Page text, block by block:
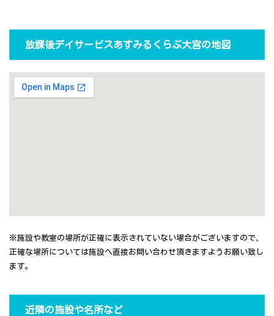
放課後デイサービスあすみるくらぶ大宮の地図
※施設や教室の場所が正確に表示されていない場合がございますので、
正確な場所については施設へ直接お問い合わせ頂きますようお願い致し
ます。
近隣の施設や名所など